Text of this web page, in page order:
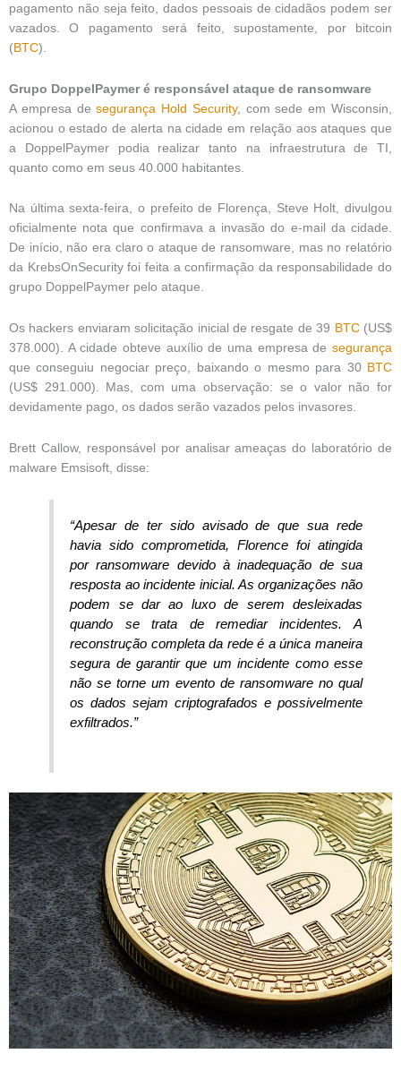
pagamento não seja feito, dados pessoais de cidadãos podem ser
vazados. O pagamento será feito, supostamente, por bitcoin
(BTC).
Grupo DoppelPaymer é responsável ataque de ransomware
A empresa desegurança Hold Security, com sede em Wisconsin,
acionou o estado de alerta na cidade em relação aos ataques que
a DoppelPaymer podia realizar tanto na infraestrutura de TI,
quanto como em seus 40.000 habitantes.
Na última sexta-feira, o prefeito de Florença, Steve Holt, divulgou
oficialmente nota que confirmava a invasão do e-mail da cidade.
De início, não era claro o ataque de ransomware, mas no relatório
da KrebsOnSecurity foi feita a confirmação da responsabilidade do
grupo DoppelPaymer pelo ataque.
Os hackers enviaram solicitação inicial de resgate de 39 BTC(US$
378.000). A cidade obteve auxílio de uma empresa de segurança
que conseguiu negociar preço, baixando o mesmo para 30 BTC
(US$ 291.000). Mas, com uma observação: se o valor não for
devidamente pago, os dados serão vazados pelos invasores.
Brett Callow, responsável por analisar ameaças do laboratório de
malware Emsisoft, disse:
“Apesar de ter sido avisado de que sua rede
havia sido comprometida, Florence foi atingida
por ransomware devido à inadequação de sua
resposta ao incidente inicial. As organizações não
podem se dar ao luxo de serem desleixadas
quando se trata de remediar incidentes. A
reconstrução completa da rede é a única maneira
segura de garantir que um incidente como esse
não se torne um evento de ransomware no qual
os dados sejam criptografados e possivelmente
exfiltrados.”